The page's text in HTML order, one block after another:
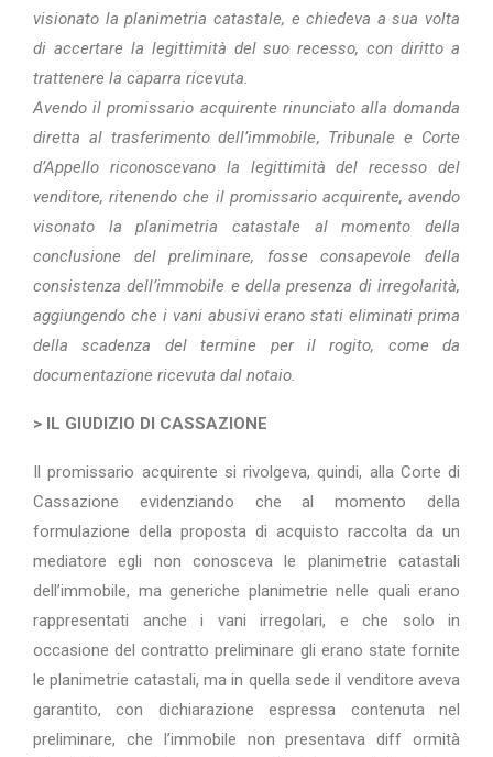
visionato la planimetria catastale, e chiedeva a sua volta
di accertare la legittimità del suo recesso, con diritto a
trattenere la caparra ricevuta.
Avendo il promissario acquirente rinunciato alla domanda
diretta al trasferimento dell’immobile, Tribunale e Corte
d’Appello riconoscevano la legittimità del recesso del
venditore, ritenendo che il promissario acquirente, avendo
visonato la planimetria catastale al momento della
conclusione del preliminare, fosse consapevole della
consistenza dell’immobile e della presenza di irregolarità,
aggiungendo che i vani abusivi erano stati eliminati prima
della scadenza del termine per il rogito, come da
documentazione ricevuta dal notaio.
> IL GIUDIZIO DI CASSAZIONE
Il promissario acquirente si rivolgeva, quindi, alla Corte di
Cassazione evidenziando che al momento della
formulazione della proposta di acquisto raccolta da un
mediatore egli non conosceva le planimetrie catastali
dell’immobile, ma generiche planimetrie nelle quali erano
rappresentati anche i vani irregolari, e che solo in
occasione del contratto preliminare gli erano state fornite
le planimetrie catastali, ma in quella sede il venditore aveva
garantito, con dichiarazione espressa contenuta nel
preliminare, che l’immobile non presentava diff ormità